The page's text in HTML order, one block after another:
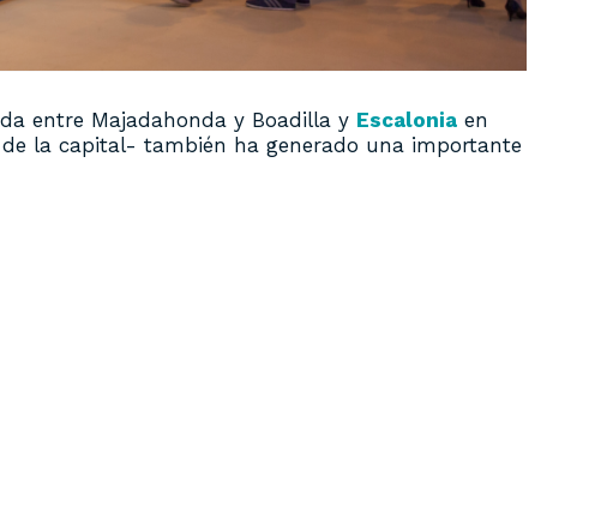
entre Majadahonda y Boadilla y Escalonia en
la capital- también ha generado una importante